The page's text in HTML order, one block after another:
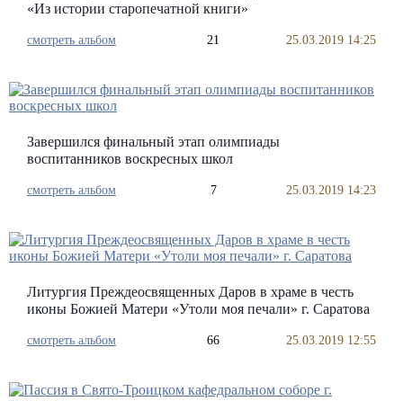
«Из истории старопечатной книги»
смотреть альбом 21 25.03.2019 14:25
Завершился финальный этап олимпиады
воспитанников воскресных школ
смотреть альбом 7 25.03.2019 14:23
Литургия Преждеосвященных Даров в храме в честь
иконы Божией Матери «Утоли моя печали» г. Саратова
смотреть альбом 66 25.03.2019 12:55